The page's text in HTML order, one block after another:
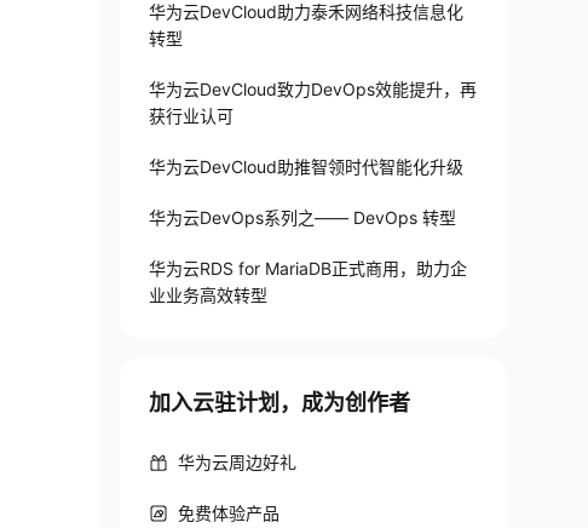
华为云DevCloud助力泰禾网络科技信息化
转型
华为云DevCloud致力DevOps效能提升，再
获行业认可
华为云DevCloud助推智领时代智能化升级
华为云DevOps系列之—— DevOps 转型
华为云RDS for MariaDB正式商用，助力企
业业务高效转型
加入云驻计划，成为创作者
华为云周边好礼
免费体验产品